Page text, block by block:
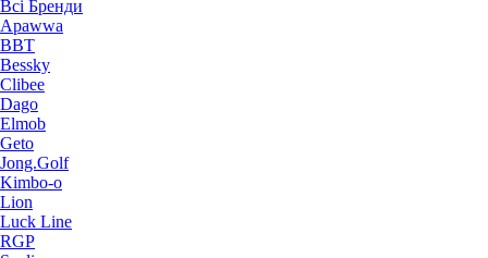
Всі Бренди
Apawwa
BBT
Bessky
Clibee
Dago
Elmob
Geto
Jong.Golf
Kimbo-o
Lion
Luck Line
RGP